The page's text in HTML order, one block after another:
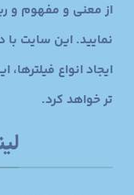
از معنی و مفهوم و
ایجاد انواع
تر خواهد کرد.